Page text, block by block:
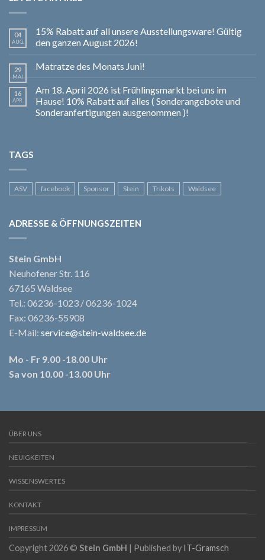
04
AUG.
15% Rabatt auf all unsere Ausstellungsware! Gültig
den ganzen August 2026!
29
MAI
Matratze des Monats Juni!
16
APR.
Am 18. April 2026 ist Frühlingsmarkt bei uns im
Hause! 10% Rabatt auf alles ( Sonderangebote und
Sonderanfertigungen ausgenommen )!
TAGS
ASV facebook Sponsor Stein Trikots Waldsee
ADRESSE & ÖFFNUNGSZEITEN
Stein GmbH
Neuhofener Str. 116
67165 Waldsee
Tel.: 06236-1023 / 06236-1024
Fax: 06236-55908
E-Mail: service@stein-waldsee.de
Mo - Fr 9.00 -18.00 Uhr
Sa von 10.00 -13.00 Uhr
ÜBER UNS
NEUIGKEITEN
WISSENSWERTES
KONTAKT
IMPRESSUM
Copyright 2026 © Stein GmbH | Published by IT-Gramsch